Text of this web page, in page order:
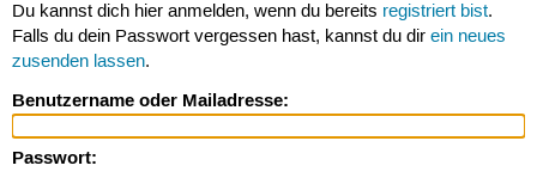
Du kannst dich hier anmelden, wenn du bereits registriert bist.
Falls du dein Passwort vergessen hast, kannst du dir ein neues
zusenden lassen.
Benutzername oder Mailadresse:
Passwort: